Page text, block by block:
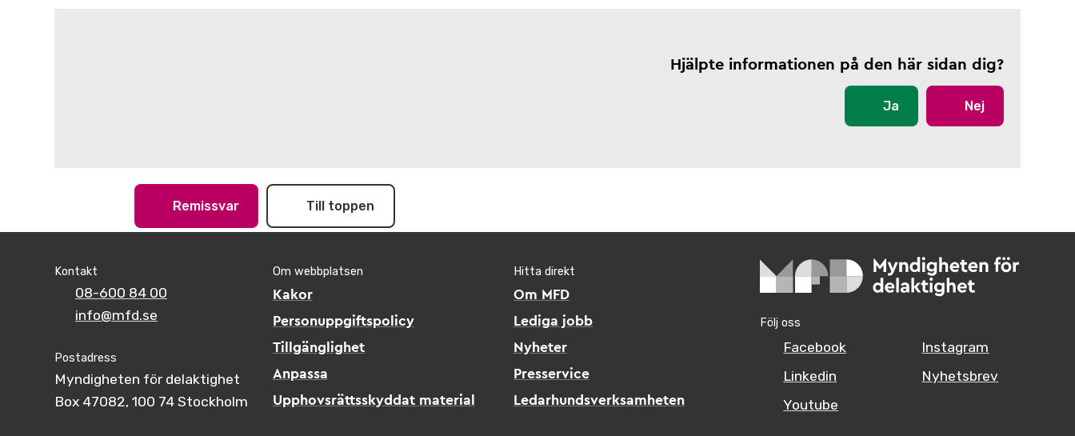
Hjälpte informationen på den här sidan dig?
Ja Nej
Remissvar Till toppen
Kontakt
08-600 84 00
info@mfd.se
Postadress
Myndigheten för delaktighet
Box 47082, 100 74 Stockholm
Om webbplatsen
Kakor
Personuppgiftspolicy
Tillgänglighet
Anpassa
Upphovsrättsskyddat material
Hitta direkt
Om MFD
Lediga jobb
Nyheter
Presservice
Ledarhundsverksamheten
Följ oss
Facebook
Linkedin
Youtube
Instagram
Nyhetsbrev